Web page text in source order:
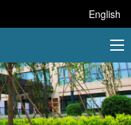
English